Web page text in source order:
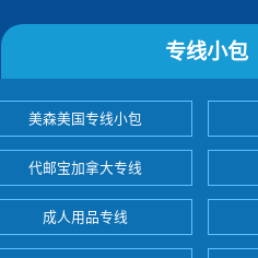
专线小包
美森美国专线小包
代邮宝加拿大专线
成人用品专线